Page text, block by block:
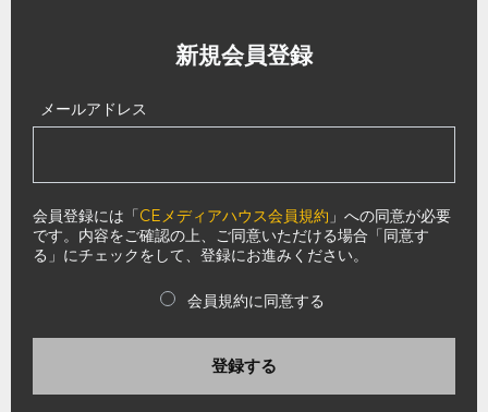
新規会員登録
メールアドレス
会員登録には「CEメディアハウス会員規約 」への同意が必要
です。内容をご確認の上、ご同意いただける場合「同意す
る」にチェックをして、登録にお進みください。
会員規約に同意する
登録する